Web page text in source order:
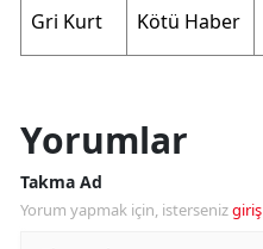
Gri Kurt Kötü Haber
Yorumlar
Takma Ad
Yorum yapmak için, istersenizgiriş